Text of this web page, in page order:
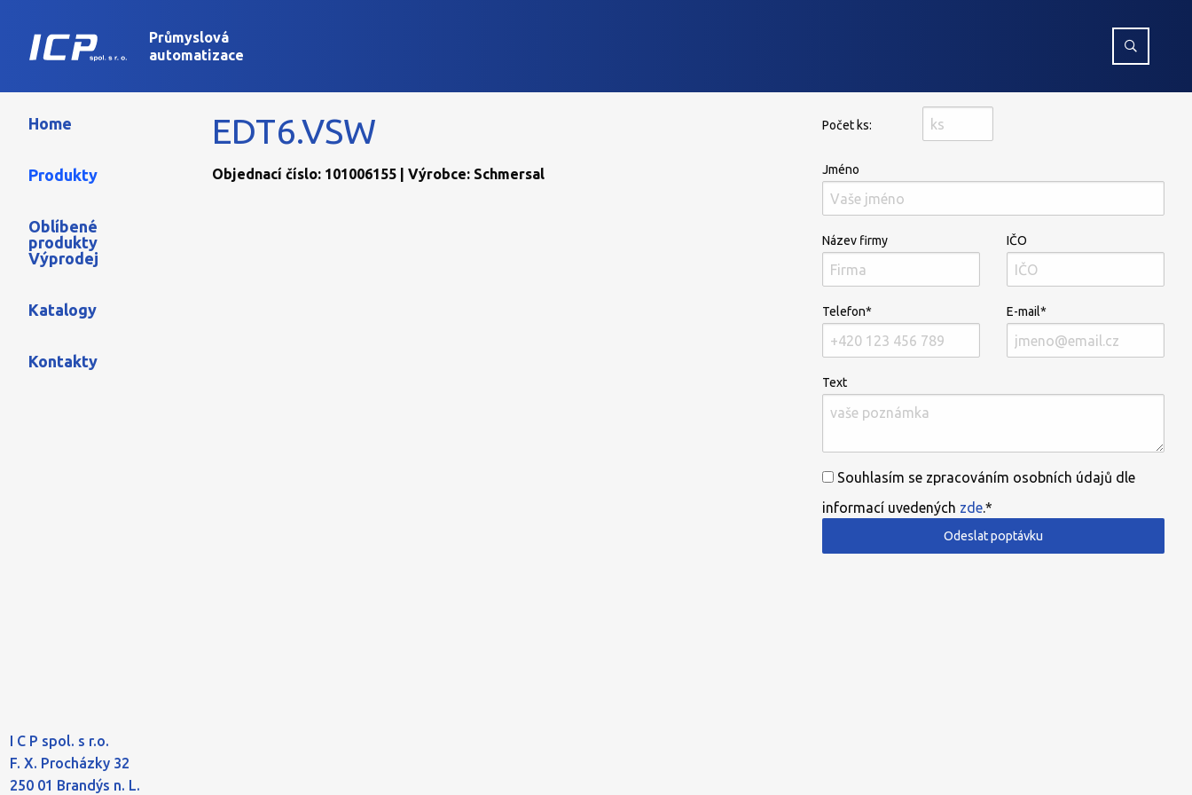
Průmyslová
automatizace
Home
Produkty
Oblíbené
produkty
Výprodej
Katalogy
Kontakty
I C P spol. s r.o.
F. X. Procházky 32
250 01 Brandýs n. L.
EDT6.VSW
Objednací číslo: 101006155 | Výrobce: Schmersal
Počet ks:
Jméno
Název firmy IČO
Telefon* E-mail*
Text
Souhlasím se zpracováním osobních údajů dle
informací uvedených zde.*